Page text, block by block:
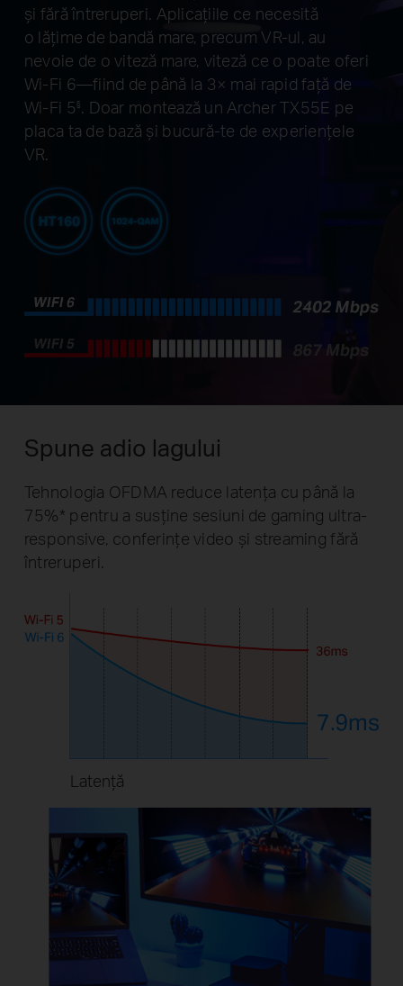
și fără întreruperi. Aplicațiile ce necesită
o lățime de bandă mare, precum VR-ul, au
nevoie de o viteză mare, viteză ce o poate oferi
Wi-Fi 6—fiind de până la 3× mai rapid față de
Wi-Fi 5 §. Doar montează un Archer TX55E pe
placa ta de bază și bucură-te de experiențele
VR.
Spune adio lagului
Tehnologia OFDMA reduce latența cu până la
75%* pentru a susține sesiuni de gaming ultra-
responsive, conferințe video și streaming fără
întreruperi.
Latență